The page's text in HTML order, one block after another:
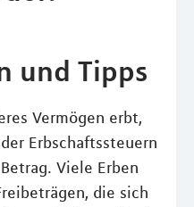
und Tipps
Vermögen erbt,
Erbschaftssteuern
Viele Erben
die sich